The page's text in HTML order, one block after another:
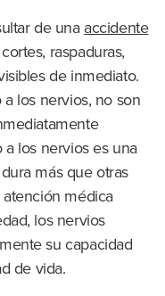
de unaaccidente
raspaduras,
de inmediato.
los nervios, no son
los nervios es una
más que otras
médica
los nervios
su capacidad
de vida.